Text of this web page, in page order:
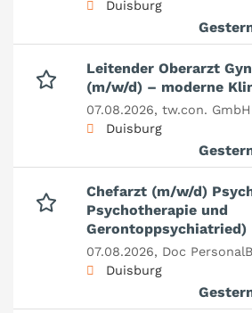
Duisburg
Leitender Oberarzt
(m/w/d) – moderne
07.08.2026, tw.con. GmbH
Duisburg
Chefarzt (m/w/d)
Psychotherapie und
Gerontoppsychiatried)
07.08.2026, Doc
Duisburg